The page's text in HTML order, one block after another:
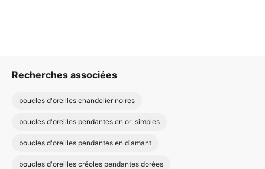
Recherches associées
boucles d'oreilles chandelier noires
boucles d'oreilles pendantes en or, simples
boucles d'oreilles pendantes en diamant
boucles d'oreilles créoles pendantes dorées